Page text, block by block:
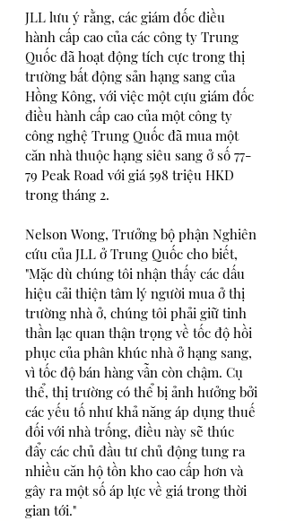
JLL lưu ý rằng, các giám đốc điều
hành cấp cao của các công ty Trung
Quốc đã hoạt động tích cực trong thị
trường bất động sản hạng sang của
Hồng Kông, với việc một cựu giám đốc
điều hành cấp cao của một công ty
công nghệ Trung Quốc đã mua một
căn nhà thuộc hạng siêu sang ở số 77-
79 Peak Road với giá 598 triệu HKD
trong tháng 2.
Nelson Wong, Trưởng bộ phận Nghiên
cứu của JLL ở Trung Quốc cho biết,
"Mặc dù chúng tôi nhận thấy các dấu
hiệu cải thiện tâm lý người mua ở thị
trường nhà ở, chúng tôi phải giữ tinh
thần lạc quan thận trọng về tốc độ hồi
phục của phân khúc nhà ở hạng sang,
vì tốc độ bán hàng vẫn còn chậm. Cụ
thể, thị trường có thể bị ảnh hưởng bởi
các yếu tố như khả năng áp dụng thuế
đối với nhà trống, điều này sẽ thúc
đẩy các chủ đầu tư chủ động tung ra
nhiều căn hộ tồn kho cao cấp hơn và
gây ra một số áp lực về giá trong thời
gian tới."